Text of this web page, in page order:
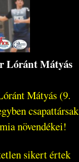
Lóránt Mátyás
Mátyás (9.
csapattársak
növendékei!
sikert értek